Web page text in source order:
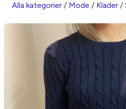
Alla kategorier / Mode / Kläder /